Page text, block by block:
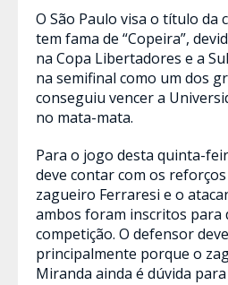
O São Paulo visa o título da
tem fama de “Copeira”,
na Copa Libertadores e a
na semifinal como um dos
conseguiu vencer a
no mata-mata.
Para o jogo desta quinta-
deve contar com os
zagueiro Ferraresi e o
ambos foram inscritos para
competição. O defensor
principalmente porque o
Miranda ainda é dúvida